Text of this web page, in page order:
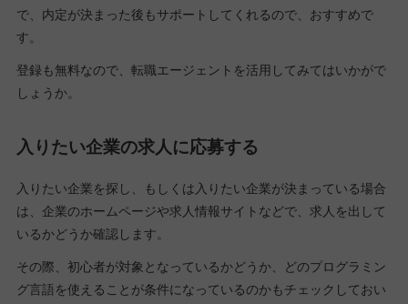
で、内定が決まった後もサポートしてくれるので、おすすめで
す。
登録も無料なので、転職エージェントを活用してみてはいかがで
しょうか。
入りたい企業の求人に応募する
入りたい企業を探し、もしくは入りたい企業が決まっている場合
は、企業のホームページや求人情報サイトなどで、求人を出して
いるかどうか確認します。
その際、初心者が対象となっているかどうか、どのプログラミン
グ言語を使えることが条件になっているのかもチェックしておい